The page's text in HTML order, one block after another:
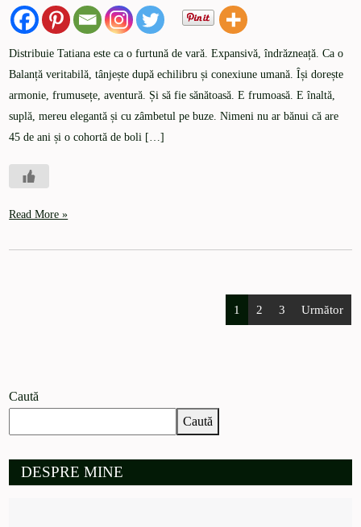
Distribuie Tatiana este ca o furtună de vară. Expansivă, îndrăzneață. Ca o
Balanță veritabilă, tânjește după echilibru și conexiune umană. Își dorește
armonie, frumusețe, aventură. Și să fie sănătoasă. E frumoasă. E înaltă,
suplă, mereu elegantă și cu zâmbetul pe buze. Nimeni nu ar bănui că are
45 de ani și o cohortă de boli […]
Read More »
1 2 3 Următor
Caută
Caută
DESPRE MINE